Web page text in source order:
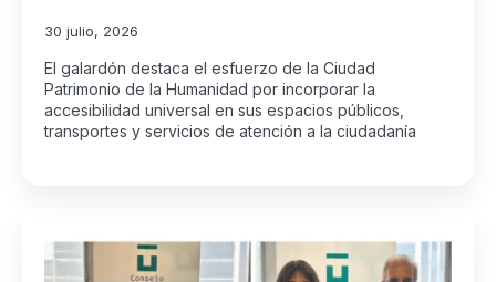
30 julio, 2026
El galardón destaca el esfuerzo de la Ciudad
Patrimonio de la Humanidad por incorporar la
accesibilidad universal en sus espacios públicos,
transportes y servicios de atención a la ciudadanía